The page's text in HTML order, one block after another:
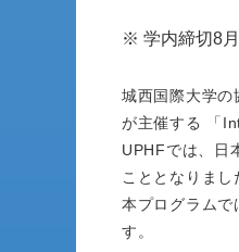
※ 学内締切8
城西国際大学
が主催する 「
UPHFでは、日
こととなりま
本プログラムで
す。